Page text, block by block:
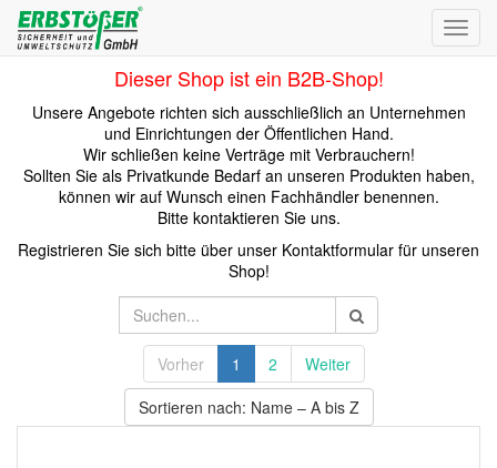
Dieser Shop ist ein B2B-Shop!
Unsere Angebote richten sich ausschließlich an Unternehmen
und Einrichtungen der Öffentlichen Hand.
Wir schließen keine Verträge mit Verbrauchern!
Sollten Sie als Privatkunde Bedarf an unseren Produkten haben,
können wir auf Wunsch einen Fachhändler benennen.
Bitte kontaktieren Sie uns.
Registrieren Sie sich bitte über unser Kontaktformular für unseren
Shop!
Vorher 1 2
Weiter
Sortieren nach: Name – A bis Z